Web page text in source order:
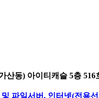
산동) 아이티캐슬 5층 516
및 파일서버, 인터넷(전용